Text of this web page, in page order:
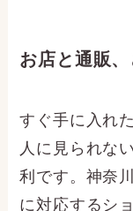
女性一人でも
女性スタッフ
い明るい店も
る場合は、自
購入できます。